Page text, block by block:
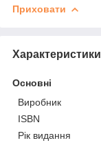
Приховати
Характеристики
Основні
Виробник
ISBN
Рік видання